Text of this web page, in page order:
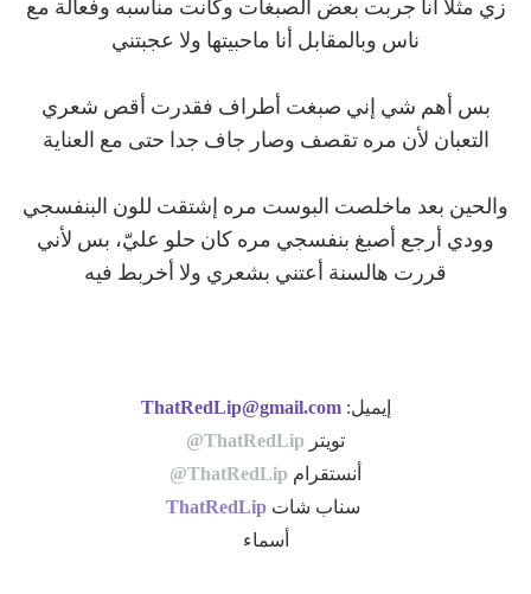
زي مثلا أنا جربت بعض الصبغات وكانت مناسبه وفعالة مع
ناس وبالمقابل أنا ماحبيتها ولا عجبتني
بس أهم شي إني صبغت أطراف فقدرت أقص شعري
التعبان لأن مره تقصف وصار جاف جدا حتى مع العناية
والحين بعد ماخلصت البوست مره إشتقت للون البنفسجي
وودي أرجع أصبغ بنفسجي مره كان حلو عليّ، بس لأني
قررت هالسنة أعتني بشعري ولا أخربط فيه
إيميل:ThatRedLip@gmail.com
تويتر ThatRedLip@
أنستقرام ThatRedLip@
سناب شات ThatRedLip
أسماء